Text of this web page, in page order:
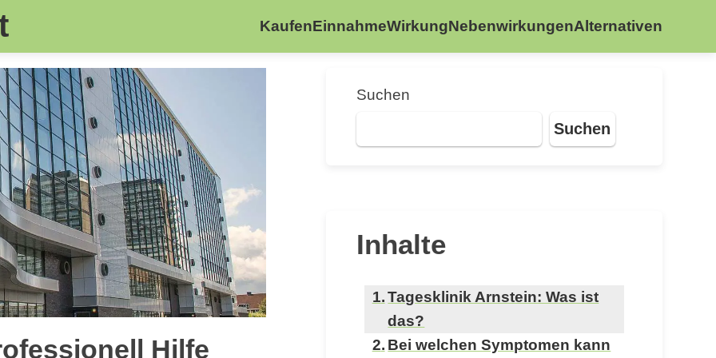
KaufenEinnahmeWirkungNebenwirkungenAlternativen
Hilfe
Suchen
Suchen
Inhalte
Tagesklinik Arnstein: Was ist
das?
Bei welchen Symptomen kann